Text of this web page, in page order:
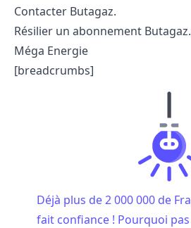
Contacter Butagaz.
Résilier un abonnement Butagaz.
Méga Energie
[breadcrumbs]
Déjà plus de 2 000 000 de
fait confiance ! Pourquoi pas